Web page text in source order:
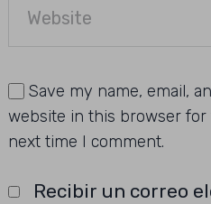
Save my name, email,
website in this browser for
next time I comment.
Recibir un correo